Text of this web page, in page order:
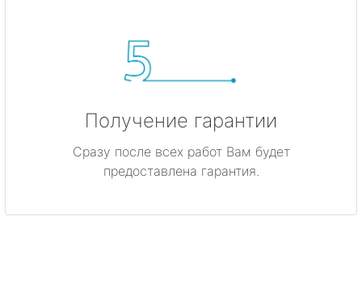
Получение гарантии
Сразу после всех работ Вам будет
предоставлена гарантия.